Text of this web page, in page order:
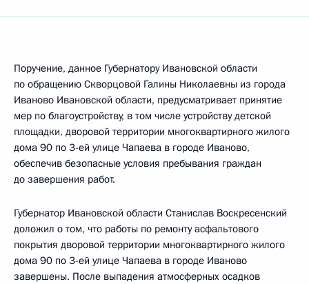
Поручение, данное Губернатору Ивановской области
по обращению Скворцовой Галины Николаевны из города
Иваново Ивановской области, предусматривает принятие
мер по благоустройству, в том числе устройству детской
площадки, дворовой территории многоквартирного жилого
дома 90 по 3-ей улице Чапаева в городе Иваново,
обеспечив безопасные условия пребывания граждан
до завершения работ.
Губернатор Ивановской области Станислав Воскресенский
доложил о том, что работы по ремонту асфальтового
покрытия дворовой территории многоквартирного жилого
дома 90 по 3-ей улице Чапаева в городе Иваново
завершены. После выпадения атмосферных осадков